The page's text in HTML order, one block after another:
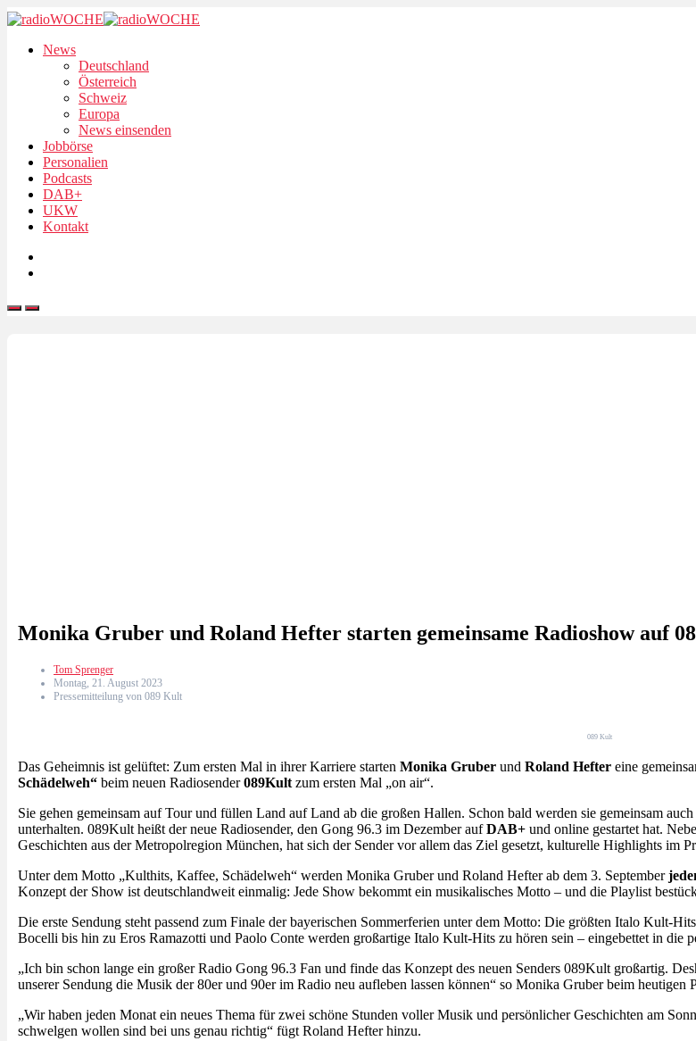
News
Deutschland
Österreich
Schweiz
Europa
News einsenden
Jobbörse
Personalien
Podcasts
DAB+
UKW
Kontakt
Monika Gruber und Roland Hefter starten gemeinsame Radioshow auf
Tom Sprenger
Montag, 21. August 2023
Pressemitteilung von 089 Kult
089 Kult
Das Geheimnis ist gelüftet: Zum ersten Mal in ihrer Karriere starten Monika Gruber und Roland Hefter eine
Schädelweh“ beim neuen Radiosender089Kult zum ersten Mal „on air“.
Sie gehen gemeinsam auf Tour und füllen Land auf Land ab die großen Hallen. Schon bald werden sie gemeinsam
unterhalten. 089Kult heißt der neue Radiosender, den Gong 96.3 im Dezember aufDAB+ und online gestartet hat.
Geschichten aus der Metropolregion München, hat sich der Sender vor allem das Ziel gesetzt, kulturelle Highlights im
Unter dem Motto „Kulthits, Kaffee, Schädelweh“ werden Monika Gruber und Roland Hefter ab dem 3. September
Konzept der Show ist deutschlandweit einmalig: Jede Show bekommt ein musikalisches Motto – und die Playlist
Die erste Sendung steht passend zum Finale der bayerischen Sommerferien unter dem Motto: Die größten Italo Kult-
Bocelli bis hin zu Eros Ramazotti und Paolo Conte werden großartige Italo Kult-Hits zu hören sein – eingebettet in die
„Ich bin schon lange ein großer Radio Gong 96.3 Fan und finde das Konzept des neuen Senders 089Kult großartig.
unserer Sendung die Musik der 80er und 90er im Radio neu aufleben lassen können“ so Monika Gruber beim heutigen
„Wir haben jeden Monat ein neues Thema für zwei schöne Stunden voller Musik und persönlicher Geschichten am
schwelgen wollen sind bei uns genau richtig“ fügt Roland Hefter hinzu.